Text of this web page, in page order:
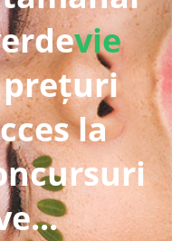
vie
la